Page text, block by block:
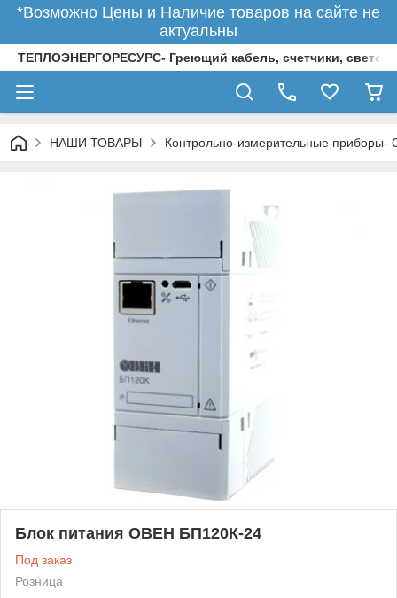
*Возможно Цены и Наличие товаров на сайте не
актуальны
ТЕПЛОЭНЕРГОРЕСУРС- Греющий кабель, счетчики,
НАШИ ТОВАРЫ Контрольно-измерительные приборы-
Блок питания ОВЕН БП120К-24
Под заказ
Розница